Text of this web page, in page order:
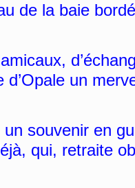
de la baie
un
souvenir en
qui, retraite